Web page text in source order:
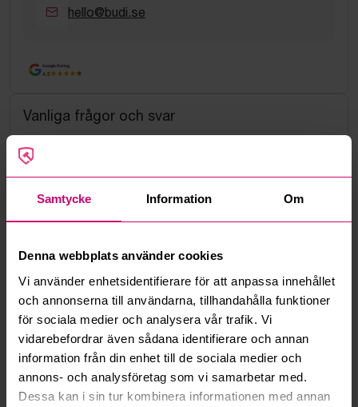
Samtycke Information Om
Denna webbplats använder cookies
Vi använder enhetsidentifierare för att anpassa innehållet
och annonserna till användarna, tillhandahålla funktioner
för sociala medier och analysera vår trafik. Vi
vidarebefordrar även sådana identifierare och annan
information från din enhet till de sociala medier och
annons- och analysföretag som vi samarbetar med.
Dessa kan i sin tur kombinera informationen med annan
hello@budi.se
Google Rating
4.5
Vanliga frågor och svar
Hur fungerar manuella bud?
Hur fungerar budmotorn?
Kan jag ångra ett bud?
Kan ni frakta mina vunna objekt?